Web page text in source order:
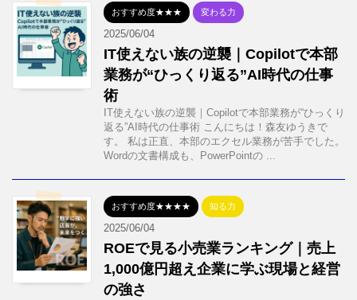
おすすめ度★★★ 変わる力
2025/06/04
IT使えない族の逆襲｜Copilotで本部
業務が“ひっくり返る”AI時代の仕事
術
IT使えない族の逆襲｜Copilotで本部業務が“ひっくり
返る”AI時代の仕事術 こんにちは！森友ゆうきで
す。 私は正直、本部のエクセル業務が苦手でした。
Wordの文書構成も、PowerPointの ...
おすすめ度★★★★ 知る力
2025/06/04
ROEで見る小売業ランキング｜売上
1,000億円超え企業に学ぶ現場と経営
の強さ